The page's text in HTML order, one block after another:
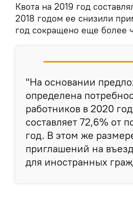
Квота на 2019 год
2018 годом ее снизили
год сокращено еще более
"На основании
определена
работников в 2020
составляет 72,6% от
год. В этом же
приглашений на
для иностранных